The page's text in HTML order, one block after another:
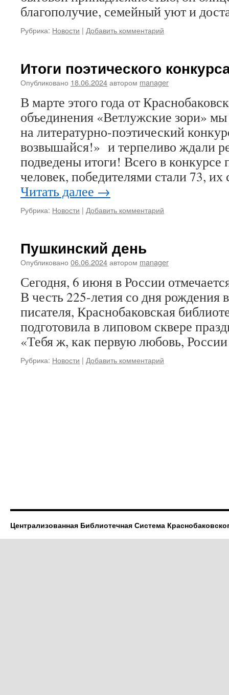
благополучие, семейный уют и
Рубрика: Новости | Добавить комментарий
Итоги поэтического
Опубликовано 18.06.2024автором manager
В марте этого года от
объединения «Ветлужские зори» мы
на литературно-поэтический
возвышайся!» и терпеливо ждали
подведены итоги! Всего в конкурсе
человек, победителями стали 73,
Читать далее →
Рубрика: Новости | Добавить комментарий
Пушкинский день
Опубликовано 06.06.2024автором manager
Сегодня, 6 июня в России
В честь 225-летия со дня рождения
писателя, Краснобаковская
подготовила в липовом сквере
«Тебя ж, как первую любовь,
Рубрика: Новости | Добавить комментарий
Централизованная Библиотечная Система